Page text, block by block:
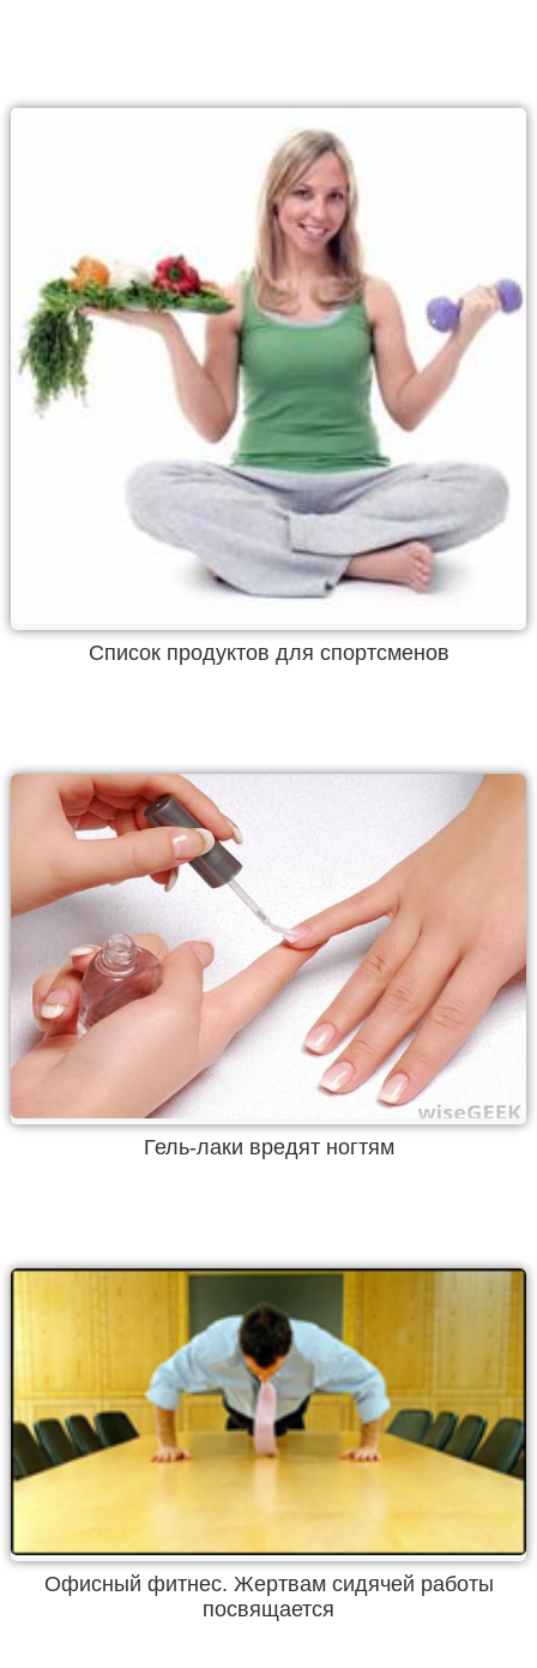
Список продуктов для спортсменов
Гель-лаки вредят ногтям
Офисный фитнес. Жертвам сидячей работы
посвящается